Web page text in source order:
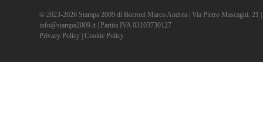
© 2023-2026 Stampa 2009 di Borroni Marco Andrea | Via Pietro Mascagni, 21
info@stampa2009.it | Partita IVA 03103730127
Privacy Policy |Cookie Policy